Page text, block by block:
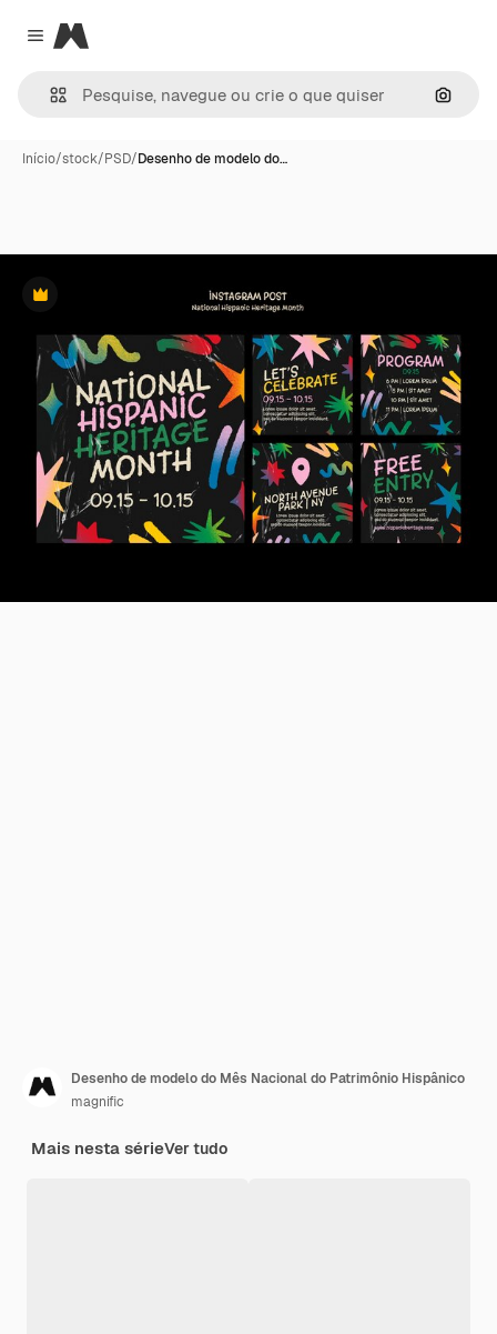
Close menu
Magnific
Início/stock/PSD/Desenho de modelo do…
Premium
Desenho de modelo do Mês Nacional do Patrimônio Hispânico
magnific
Mais nesta sérieVer tudo